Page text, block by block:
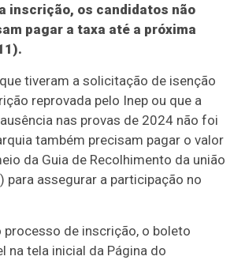
inscrição, os candidatos não
pagar a taxa até a próxima
tiveram a solicitação de isenção
reprovada pelo Inep ou que a
nas provas de 2024 não foi
também precisam pagar o valor
da Guia de Recolhimento da união
para assegurar a participação no
processo de inscrição, o boleto
na tela inicial da Página do